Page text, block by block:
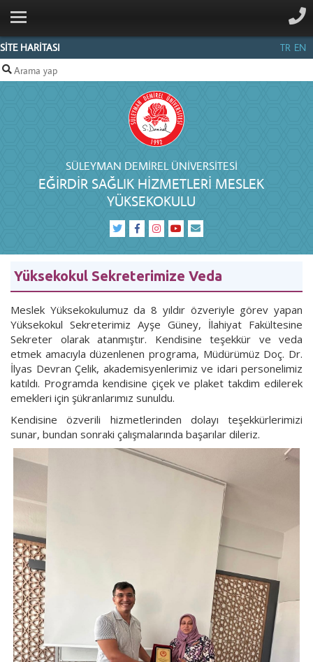
SİTE HARİTASI TR EN
SÜLEYMAN DEMIREL ÜNIVERSITESI
EĞIRDIR SAĞLIK HIZMETLERI MESLEK
YÜKSEKOKULU
ANA SAYFA
KURUMSAL
BÖLÜMLER
Yüksekokul Sekreterimize Veda
Meslek Yüksekokulumuz da 8 yıldır özveriyle görev yapan
Yüksekokul Sekreterimiz Ayşe Güney, İlahiyat Fakültesine
Sekreter olarak atanmıştır. Kendisine teşekkür ve veda
etmek amacıyla düzenlenen programa, Müdürümüz Doç. Dr.
İlyas Devran Çelik, akademisyenlerimiz ve idari personelimiz
katıldı. Programda kendisine çiçek ve plaket takdim edilerek
emekleri için şükranlarımız sunuldu.
Kendisine özverili hizmetlerinden dolayı teşekkürlerimizi
sunar, bundan sonraki çalışmalarında başarılar dileriz.